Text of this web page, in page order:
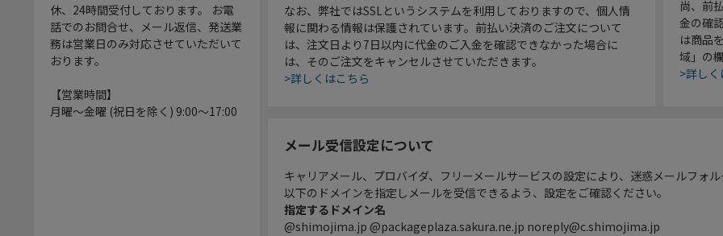
休、24時間受付しております。 お電
話でのお問合せ、メール返信、発送業
務は営業日のみ対応させていただいて
おります。
【営業時間】
月曜～金曜 (祝日を除く) 9:00～17:00
なお、弊社ではSSLというシステムを利用しておりますので、個人情
報に関わる情報は保護されています。前払い決済のご注文について
は、注文日より7日以内に代金のご入金を確認できなかった場合に
は、そのご注文をキャンセルさせていただきます。
>詳しくはこちら
尚、前
金の確
は商品
域」の
>詳し
メール受信設定について
キャリアメール、プロバイダ、フリーメールサービスの設定により、迷惑メールフォ
以下のドメインを指定しメールを受信できるよう、設定をご確認ください。
指定するドメイン名
@shimojima.jp @packageplaza.sakura.ne.jp noreply@c.shimojima.jp